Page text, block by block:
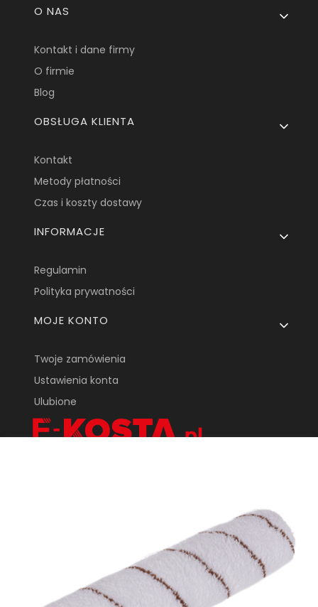
Linki w stopce
O NAS
Kontakt i dane firmy
O firmie
Blog
OBSŁUGA KLIENTA
Kontakt
Metody płatności
Czas i koszty dostawy
INFORMACJE
Regulamin
Polityka prywatności
MOJE KONTO
Twoje zamówienia
Ustawienia konta
Ulubione
+48 452 095 789